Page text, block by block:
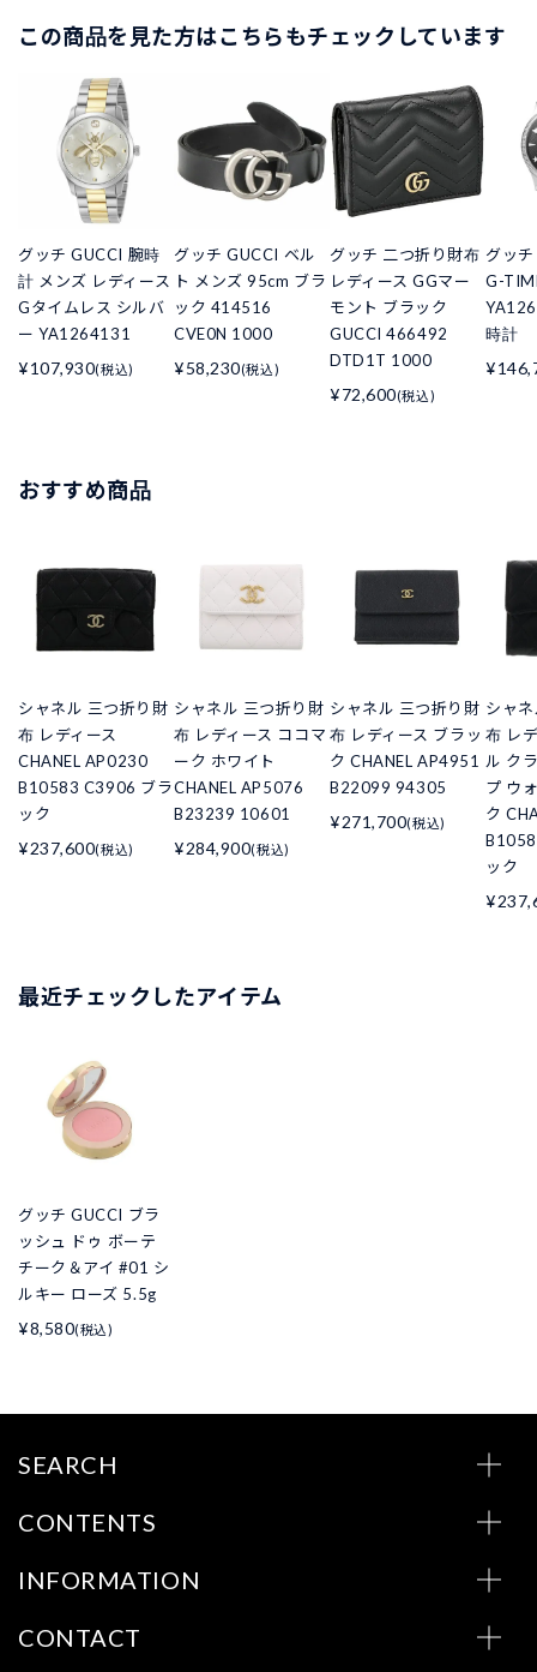
この商品を見た方はこちらもチェックしています
グッチ GUCCI 腕時
計 メンズ レディース
Gタイムレス シルバ
ー YA1264131
¥107,930(税込)
グッチ GUCCI ベル
ト メンズ 95cm ブラ
ック 414516
CVE0N 1000
¥58,230(税込)
グッチ 二つ折り財布
レディース GGマー
モント ブラック
GUCCI 466492
DTD1T 1000
¥72,600(税込)
グッ
G-
時計
おすすめ商品
シャネル 三つ折り財
布 レディース
CHANEL AP0230
B10583 C3906 ブラ
ック
¥237,600(税込)
シャネル 三つ折り財
布 レディース ココマ
ーク ホワイト
CHANEL AP5076
B23239 10601
¥284,900(税込)
シャネル 三つ折り財
布 レディース ブラッ
ク CHANEL AP4951
B22099 94305
¥271,700(税込)
シャ
布 レ
ル ク
プ ウ
ク
ック
最近チェックしたアイテム
グッチ GUCCI ブラ
ッシュ ドゥ ボーテ
チーク＆アイ #01 シ
ルキー ローズ 5.5g
¥8,580(税込)
SEARCH
CONTENTS
INFORMATION
CONTACT